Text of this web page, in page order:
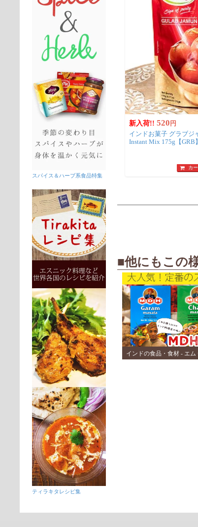
スパイス＆ハーブ系食品特集
ティラキタレシピ集
新入荷!! 520 円
インドお菓子 グラブジャムンの素 -Gulab Jamun
Instant Mix 175g【GRB】
カ
■他にもこの
インドの食品・食材 - エ